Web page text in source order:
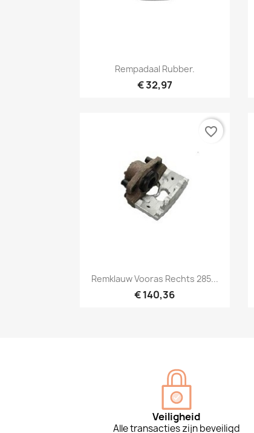
Snel bekijken
Rempadaal Rubber.
€ 32,97
Snel bekijken
Remklauw Vooras Rechts 285...
€ 140,36
favorite_border
Veiligheid
Alle transacties zijn beveiligd